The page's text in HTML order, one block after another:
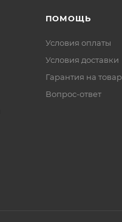
ПОМОЩЬ
Условия оплаты
Условия доставки
Гарантия на товар
Вопрос-ответ